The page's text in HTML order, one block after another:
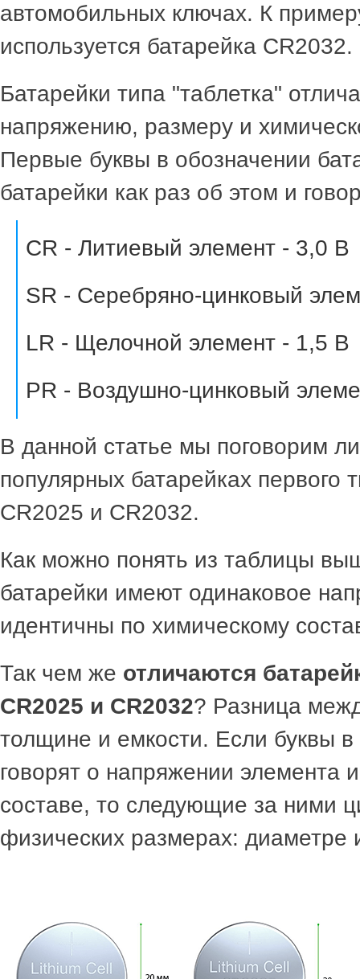
автомобильных ключах. К
используется батарейка CR2032.
Батарейки типа "таблетка"
напряжению, размеру и
Первые буквы в обозначении
батарейки как раз об этом и
CR - Литиевый элемент - 3,0 В
SR - Серебряно-цинковый
LR - Щелочной элемент - 1,5 В
PR - Воздушно-цинковый
В данной статье мы поговорим
популярных батарейках первого
CR2025 и CR2032.
Как можно понять из таблицы
батарейки имеют одинаковое
идентичны по химическому
Так чем же отличаются
CR2025 и CR2032? Разница
толщине и емкости. Если буквы
говорят о напряжении элемента
составе, то следующие за ними
физических размерах: диаметре